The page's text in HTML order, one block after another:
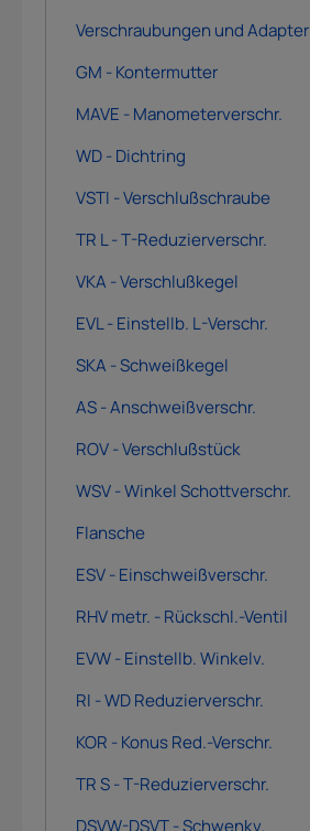
Verschraubungen und Adapter
GM - Kontermutter
MAVE - Manometerverschr.
WD - Dichtring
VSTI - Verschlußschraube
TR L - T-Reduzierverschr.
VKA - Verschlußkegel
EVL - Einstellb. L-Verschr.
SKA - Schweißkegel
AS - Anschweißverschr.
ROV - Verschlußstück
WSV - Winkel Schottverschr.
Flansche
ESV - Einschweißverschr.
RHV metr. - Rückschl.-Ventil
EVW - Einstellb. Winkelv.
RI - WD Reduzierverschr.
KOR - Konus Red.-Verschr.
TR S - T-Reduzierverschr.
DSVW-DSVT - Schwenkv.